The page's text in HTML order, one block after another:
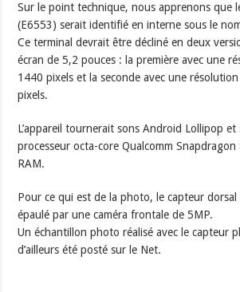
Sur le point technique, nous apprenons que
(E6553) serait identifié en interne sous le
Ce terminal devrait être décliné en deux
écran de 5,2 pouces : la première avec une
1440 pixels et la seconde avec une
pixels.
L’appareil tournerait sons Android Lollipop et
processeur octa-core Qualcomm
RAM.
Pour ce qui est de la photo, le capteur
épaulé par une caméra frontale de 5MP.
Un échantillon photo réalisé avec le capteur
d’ailleurs été posté sur le Net.